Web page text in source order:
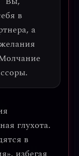
в
а
глухота.
в